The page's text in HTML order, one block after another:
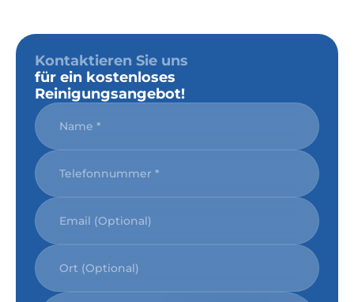
Kontaktieren Sie uns
für ein kostenloses
Reinigungsangebot!